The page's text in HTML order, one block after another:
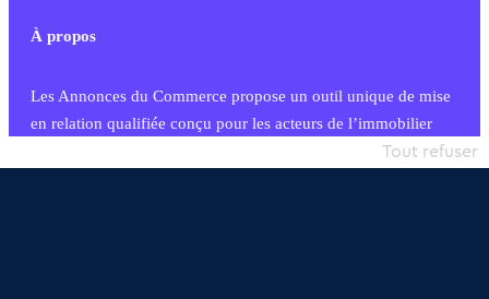
À propos
Les Annonces du Commerce propose un outil unique de mise
en relation qualifiée conçu pour les acteurs de l’immobilier
commercial et les collectivités territoriales, simple et intégrant
Tout refuser